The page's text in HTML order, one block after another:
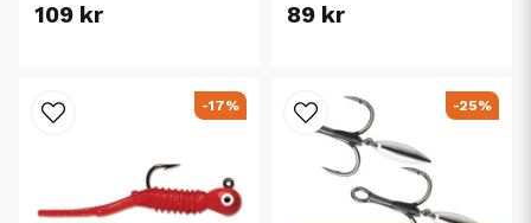
109 kr 89 kr
-17% -25%